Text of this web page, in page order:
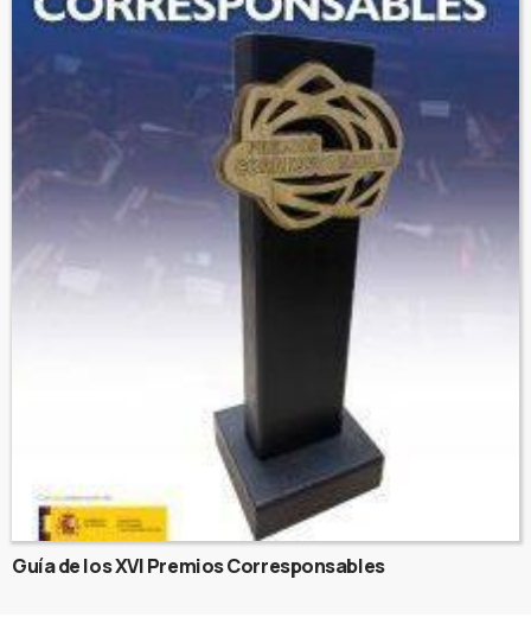
Guía de los XVI Premios Corresponsables